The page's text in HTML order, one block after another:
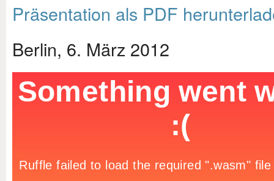
Präsentation als PDF
Berlin, 6. März 2012